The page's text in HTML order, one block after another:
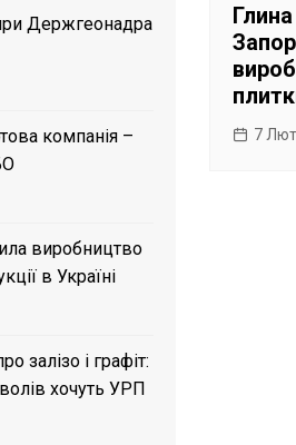
7
Держгеонадра
компанія –
виробництво
в Україні
залізо і графіт:
хочуть УРП